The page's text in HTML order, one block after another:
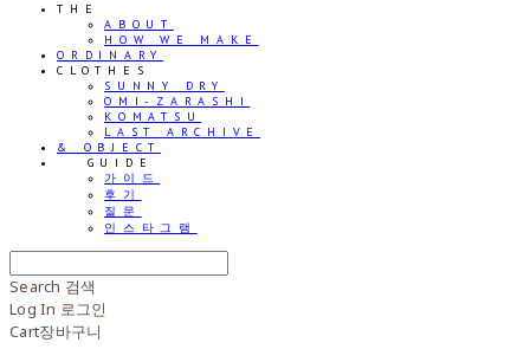
THE
ABOUT
HOW WE MAKE
ORDINARY
CLOTHES
SUNNY DRY
OMI-ZARASHI
KOMATSU
LAST ARCHIVE
& OBJECT
⠀⠀GUIDE
가이드
후기
질문
인스타그램
Search 검색
Log In 로그인
Cart장바구니